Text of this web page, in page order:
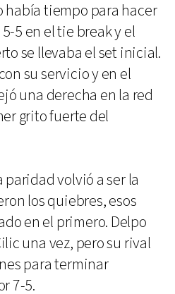
había tiempo para hacer
5 en el tie break y el
se llevaba el set inicial.
su servicio y en el
una derecha en la red
grito fuerte del
paridad volvió a ser la
los quiebres, esos
en el primero. Delpo
una vez, pero su rival
para terminar
7-5.